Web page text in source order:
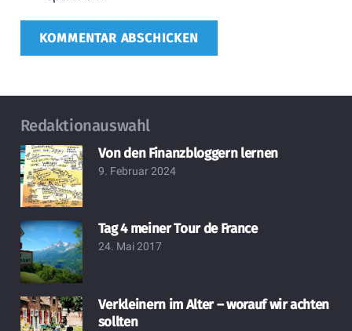
KOMMENTAR ABSCHICKEN
Redaktionauswahl
Von den Finanzbloggern lernen
9. Februar 2024
Tag 4 meiner Tour de France
24. Mai 2017
Verkleinern im Alter – worauf wir achten
sollten